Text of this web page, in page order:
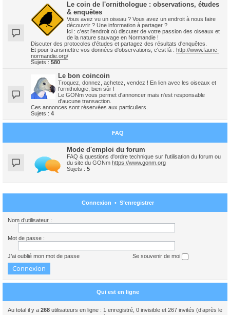
Le coin de l'ornithologue : observations, études
& enquêtes
Vous avez vu un oiseau ? Vous avez un endroit à nous faire
découvrir ? Une information à partager ?
Ici : c'est l'endroit où discuter de votre passion des oiseaux et
de la nature sauvage en Normandie !
Discuter des protocoles d'études et partagez des résultats d'enquêtes.
Et pour transmettre vos données d'observations, c'est là : http://www.faune-
normandie.org/
Sujets : 580
Le bon coincoin
Troquez, donnez, achetez, vendez ! En lien avec les oiseaux et
l'ornithologie, bien sûr !
Le GONm vous permet d'annoncer mais n'est responsable
d'aucune transaction.
Ces annonces sont réservées aux particuliers.
Sujets : 4
FAQ
Mode d'emploi du forum
FAQ & questions d'ordre technique sur l'utilisation du forum ou
du site du GONm https://www.gonm.org
Sujets : 5
Connexion • S’enregistrer
Nom d’utilisateur :
Mot de passe :
J’ai oublié mon mot de passe Se souvenir de moi
Qui est en ligne
Au total il y a 268 utilisateurs en ligne : 1 enregistré, 0 invisible et 267 invités (d’après le